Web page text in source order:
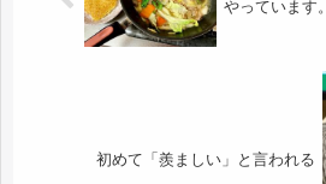
やっています。
初めて「羨ましい」と言われる